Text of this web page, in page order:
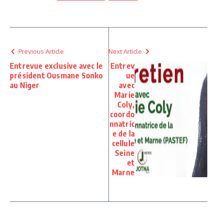
Previous Article
Entrevue exclusive avec le
président Ousmane Sonko
au Niger
Next Article
Entrev
ue
avec
Marie
Coly,
coordo
nnatric
e de la
cellule
Seine
et
Marne